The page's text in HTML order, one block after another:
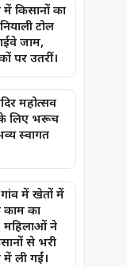
में किसानों का
टोल
जाम,
पर उतरीं।
महोत्सव
के लिए भरूच
स्वागत
में खेतों में
काम का
महिलाओं ने
से भरी
में ली गईं।